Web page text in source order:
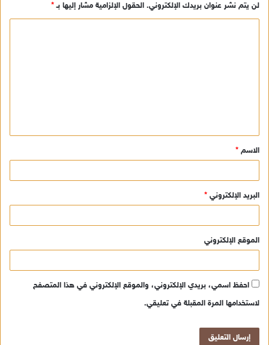
لن يتم نشر عنوان بريدك الإلكتروني. الحقول الإلزامية مشار إليها بـ*
ق
*
الاسم *
البريد الإلكتروني *
الموقع الإلكتروني
احفظ اسمي، بريدي الإلكتروني، والموقع الإلكتروني في هذا المتصفح
لاستخدامها المرة المقبلة في تعليقي.